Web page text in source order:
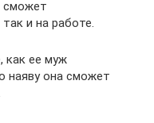
сможет
и на работе.
как ее муж
наяву она сможет